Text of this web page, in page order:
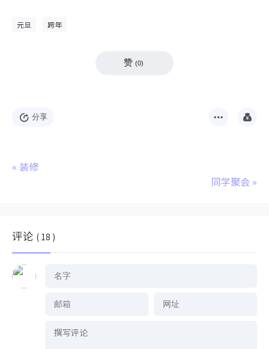
元旦 跨年
赞 (0)
分享
« 装修
同学聚会 »
评论 ( 18 )